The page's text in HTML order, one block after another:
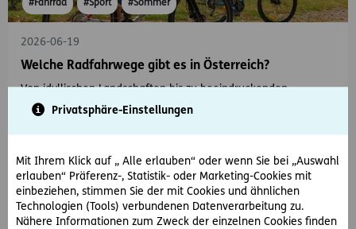
Privatsphäre-Einstellungen
Mit Ihrem Klick auf „ Alle erlauben“ oder wenn Sie bei „Auswahl
erlauben“ Präferenz-, Statistik- oder Marketing-Cookies mit
einbeziehen, stimmen Sie der mit Cookies und ähnlichen
Technologien (Tools) verbundenen Datenverarbeitung zu.
Nähere Informationen zum Zweck der einzelnen Cookies finden
#Fahrrad #Sport #Sommer
2026-06-19
Welche Radfahrwege gibt es in Österreich?
Von idyllischen Landschaften bis zu beeindruckenden
Panoramen: Entdecken Sie Ihre nächste Fahrradtour in
Österreich.